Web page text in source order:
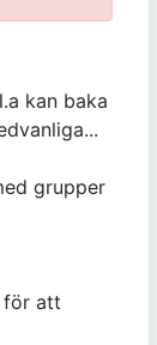
kan baka
grupper
för att